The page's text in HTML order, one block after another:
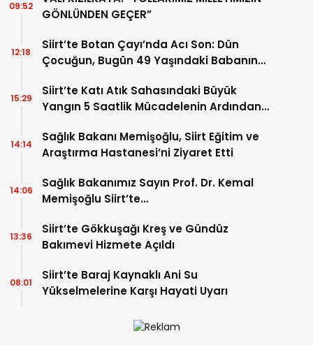
GÖNLÜNDEN GEÇER”
09:52
Siirt’te Botan Çayı’nda Acı Son: Dün
Çocuğun, Bugün 49 Yaşındaki Babanın
12:18
Siirt’te Katı Atık Sahasındaki Büyük
Yangın 5 Saatlik Mücadelenin Ardından
15:29
Sağlık Bakanı Memişoğlu, Siirt Eğitim ve
Araştırma Hastanesi’ni Ziyaret Etti
14:14
Sağlık Bakanımız Sayın Prof. Dr. Kemal
Memişoğlu Siirt’te…
14:06
Siirt’te Gökkuşağı Kreş ve Gündüz
Bakımevi Hizmete Açıldı
13:36
Siirt’te Baraj Kaynaklı Ani Su
Yükselmelerine Karşı Hayati Uyarı
08:01